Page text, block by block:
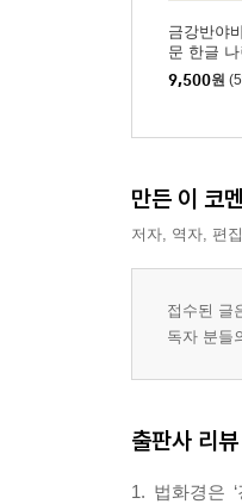
금강반야
문 한글
9,500원
만든 이 코
저자, 역자, 편
접수된 글
독자 분들
출판사 리뷰
1. 법화경은